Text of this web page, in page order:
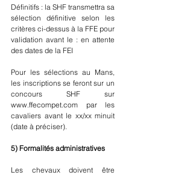
Définitifs : la SHF transmettra sa
sélection définitive selon les
critères ci-dessus à la FFE pour
validation avant le : en attente
des dates de la FEI
Pour les sélections au Mans,
les inscriptions se feront sur un
concours SHF sur
www.ffecompet.com par les
cavaliers avant le xx/xx minuit
(date à préciser).
5) Formalités administratives
Les chevaux doivent être